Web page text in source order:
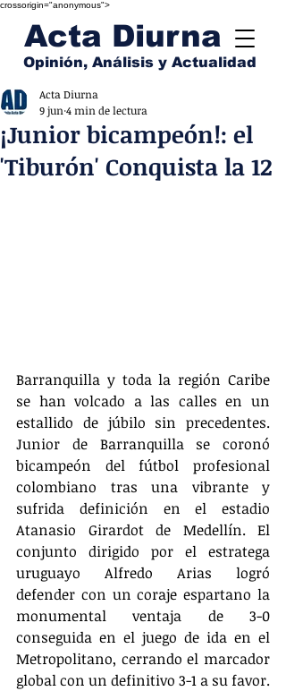
crossorigin="anonymous">
Acta Diurna
Opinión, Análisis y Actualidad
¡Junior bicampeón!: el
'Tiburón' Conquista la 12
Acta Diurna
9 jun 4 min de lectura
Barranquilla y toda la región Caribe
se han volcado a las calles en un
estallido de júbilo sin precedentes.
Junior de Barranquilla se coronó
bicampeón del fútbol profesional
colombiano tras una vibrante y
sufrida definición en el estadio
Atanasio Girardot de Medellín. El
conjunto dirigido por el estratega
uruguayo Alfredo Arias logró
defender con un coraje espartano la
monumental ventaja de 3-0
conseguida en el juego de ida en el
Metropolitano, cerrando el marcador
global con un definitivo 3-1 a su favor.